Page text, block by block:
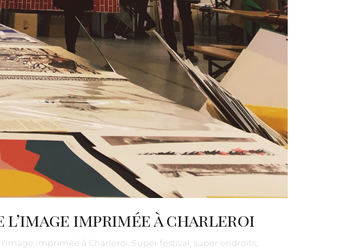
imprimée à charleroi
imprimée à Charleroi. Super festival, super endroits,